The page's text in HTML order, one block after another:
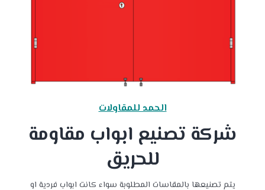
الحمد للمقاولات
شركة تصنيع ابواب مقاومة
للحريق
يتم تصنيعها بالمقاسات المطلوبة سواء كانت ابواب فردية او